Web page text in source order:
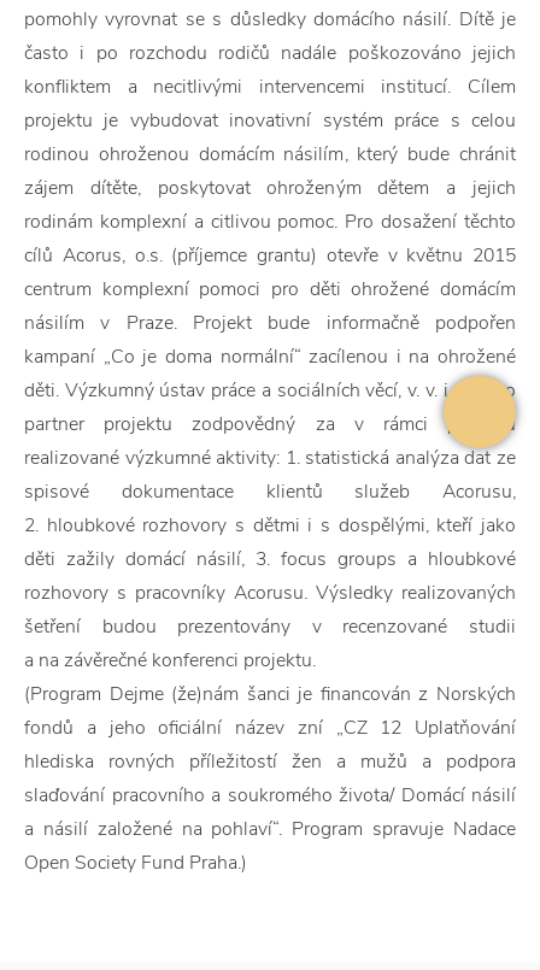
pomohly vyrovnat se s důsledky domácího násilí. Dítě je
často i po rozchodu rodičů nadále poškozováno jejich
konfliktem a necitlivými intervencemi institucí. Cílem
projektu je vybudovat inovativní systém práce s celou
rodinou ohroženou domácím násilím, který bude chránit
zájem dítěte, poskytovat ohroženým dětem a jejich
rodinám komplexní a citlivou pomoc. Pro dosažení těchto
cílů Acorus, o.s. (příjemce grantu) otevře v květnu 2015
centrum komplexní pomoci pro děti ohrožené domácím
násilím v Praze. Projekt bude informačně podpořen
kampaní „Co je doma normální“ zacílenou i na ohrožené
děti. Výzkumný ústav práce a sociálních věcí, v. v. i., je jako
partner projektu zodpovědný za v rámci projektu
realizované výzkumné aktivity: 1. statistická analýza dat ze
spisové dokumentace klientů služeb Acorusu,
2. hloubkové rozhovory s dětmi i s dospělými, kteří jako
děti zažily domácí násilí, 3. focus groups a hloubkové
rozhovory s pracovníky Acorusu. Výsledky realizovaných
šetření budou prezentovány v recenzované studii
a na závěrečné konferenci projektu.
(Program Dejme (že)nám šanci je financován z Norských
fondů a jeho oficiální název zní „CZ 12 Uplatňování
hlediska rovných příležitostí žen a mužů a podpora
slaďování pracovního a soukromého života/ Domácí násilí
a násilí založené na pohlaví“. Program spravuje Nadace
Open Society Fund Praha.)